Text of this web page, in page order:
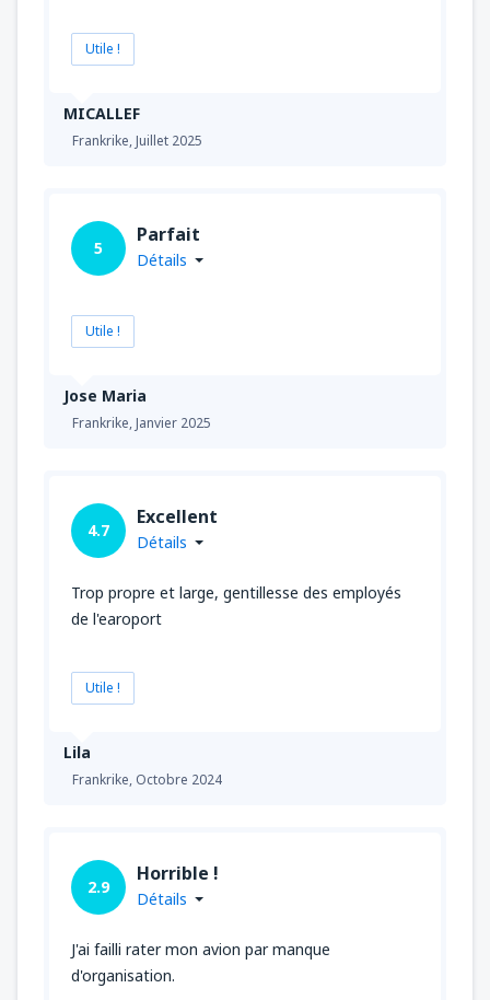
MICALLEF
Frankrike,Juillet 2025
Utile !
Jose Maria
Frankrike,Janvier 2025
5
Parfait
Détails
Utile !
Lila
Frankrike, Octobre 2024
4.7
Excellent
Détails
Trop propre et large, gentillesse des employés
de l'earoport
Utile !
2.9
Horrible !
Détails
J'ai failli rater mon avion par manque
d'organisation.